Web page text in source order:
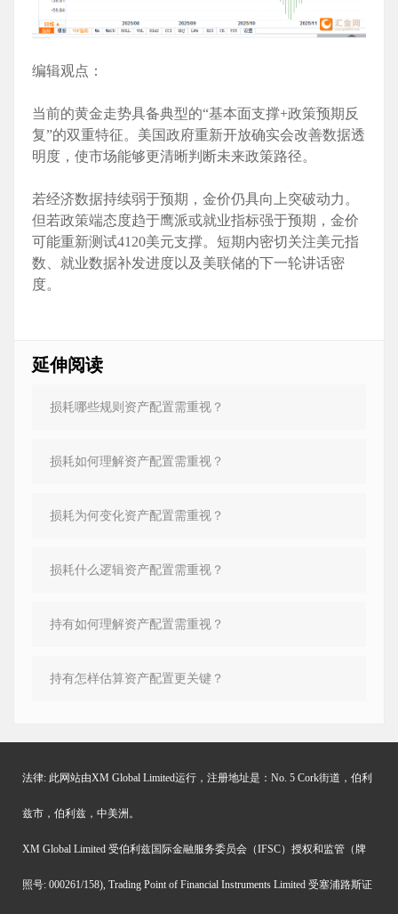
编辑观点：
当前的黄金走势具备典型的“基本面支撑+政策预期反
复”的双重特征。美国政府重新开放确实会改善数据透
明度，使市场能够更清晰判断未来政策路径。
若经济数据持续弱于预期，金价仍具向上突破动力。
但若政策端态度趋于鹰派或就业指标强于预期，金价
可能重新测试4120美元支撑。短期内密切关注美元指
数、就业数据补发进度以及美联储的下一轮讲话密
度。
延伸阅读
损耗哪些规则资产配置需重视？
损耗如何理解资产配置需重视？
损耗为何变化资产配置需重视？
损耗什么逻辑资产配置需重视？
持有如何理解资产配置需重视？
持有怎样估算资产配置更关键？
法律: 此网站由XM Global Limited运行，注册地址是：No. 5 Cork街道，伯利
兹市，伯利兹，中美洲。
XM Global Limited 受伯利兹国际金融服务委员会（IFSC）授权和监管（牌
照号: 000261/158), Trading Point of Financial Instruments Limited 受塞浦路斯证